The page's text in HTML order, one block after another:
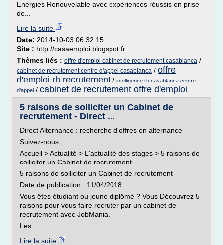
Energies Renouvelable avec expériences réussis en prise
de...
Lire la suite
Date: 2014-10-03 06:32:15
Site : http://casaemploi.blogspot.fr
Thèmes liés : offre d'emploi cabinet de recrutement casablanca /
cabinet de recrutement centre d'appel casablanca / offre
d'emploi rh recrutement / intelligence rh casablanca centre
d'appel / cabinet de recrutement offre d'emploi
5 raisons de solliciter un Cabinet de
recrutement - Direct ...
Direct Alternance : recherche d'offres en alternance
Suivez-nous :
Accueil > Actualité > L'actualité des stages > 5 raisons de
solliciter un Cabinet de recrutement
5 raisons de solliciter un Cabinet de recrutement
Date de publication : 11/04/2018
Vous êtes étudiant ou jeune diplômé ? Vous Découvrez 5
raisons pour vous faire recruter par un cabinet de
recrutement avec JobMania.
Les...
Lire la suite